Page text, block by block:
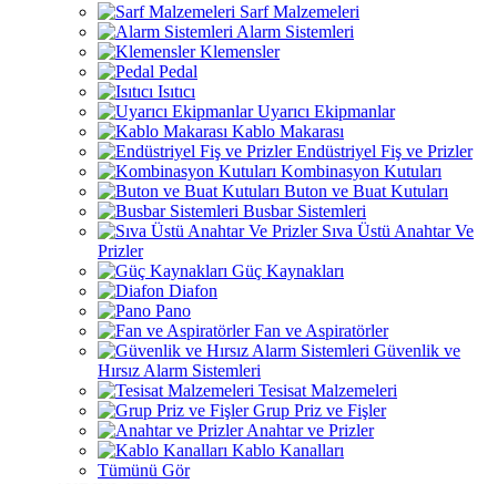
Sarf Malzemeleri
Alarm Sistemleri
Klemensler
Pedal
Isıtıcı
Uyarıcı Ekipmanlar
Kablo Makarası
Endüstriyel Fiş ve Prizler
Kombinasyon Kutuları
Buton ve Buat Kutuları
Busbar Sistemleri
Sıva Üstü Anahtar Ve
Prizler
Güç Kaynakları
Diafon
Pano
Fan ve Aspiratörler
Güvenlik ve
Hırsız Alarm Sistemleri
Tesisat Malzemeleri
Grup Priz ve Fişler
Anahtar ve Prizler
Kablo Kanalları
Tümünü Gör